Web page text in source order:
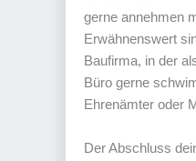
gerne annehmen
Erwähnenswert
Baufirma, in der
Büro gerne
Ehrenämter oder
Der Abschluss